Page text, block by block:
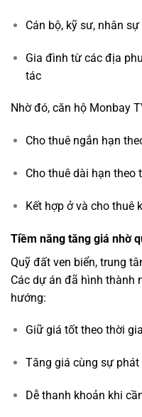
Cán bộ, kỹ sư, nhân
Gia đình từ các địa
tác
Nhờ đó, căn hộ Monbay
Cho thuê ngắn hạn
Cho thuê dài hạn theo
Kết hợp ở và cho thuê
Tiềm năng tăng giá nhờ
Quỹ đất ven biển, trung
Các dự án đã hình thành
hướng:
Giữ giá tốt theo thời
Tăng giá cùng sự
Dễ thanh khoản khi